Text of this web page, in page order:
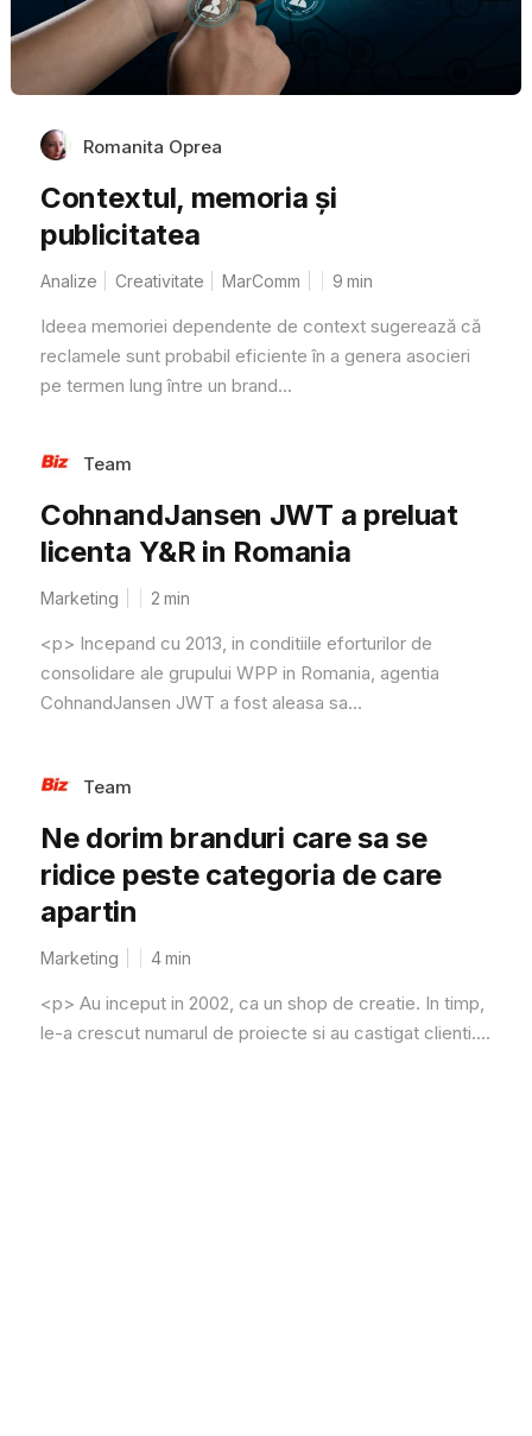
Romanita Oprea
Contextul, memoria și
publicitatea
Analize Creativitate MarComm 9 min
Ideea memoriei dependente de context sugerează că
reclamele sunt probabil eficiente în a genera asocieri
pe termen lung între un brand...
Team
CohnandJansen JWT a preluat
licenta Y&R in Romania
Marketing 2 min
<p> Incepand cu 2013, in conditiile eforturilor de
consolidare ale grupului WPP in Romania, agentia
CohnandJansen JWT a fost aleasa sa...
Team
Ne dorim branduri care sa se
ridice peste categoria de care
apartin
Marketing 4min
<p> Au inceput in 2002, ca un shop de creatie. In timp,
le-a crescut numarul de proiecte si au castigat clienti....